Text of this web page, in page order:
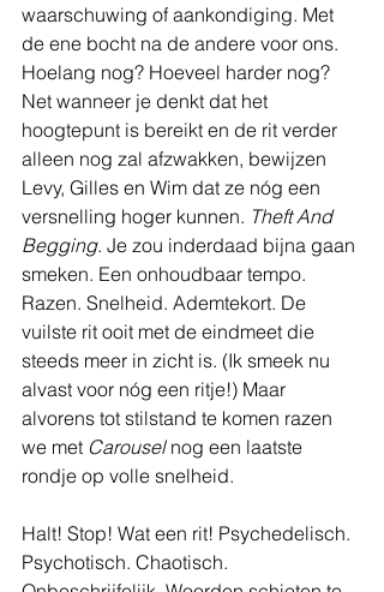
waarschuwing of aankondiging. Met
de ene bocht na de andere voor ons.
Hoelang nog? Hoeveel harder nog?
Net wanneer je denkt dat het
hoogtepunt is bereikt en de rit verder
alleen nog zal afzwakken, bewijzen
Levy, Gilles en Wim dat ze nóg een
versnelling hoger kunnen. Theft And
Begging. Je zou inderdaad bijna gaan
smeken. Een onhoudbaar tempo.
Razen. Snelheid. Ademtekort. De
vuilste rit ooit met de eindmeet die
steeds meer in zicht is. (Ik smeek nu
alvast voor nóg een ritje!) Maar
alvorens tot stilstand te komen razen
we met Carousel nog een laatste
rondje op volle snelheid.
Halt! Stop! Wat een rit! Psychedelisch.
Psychotisch. Chaotisch.